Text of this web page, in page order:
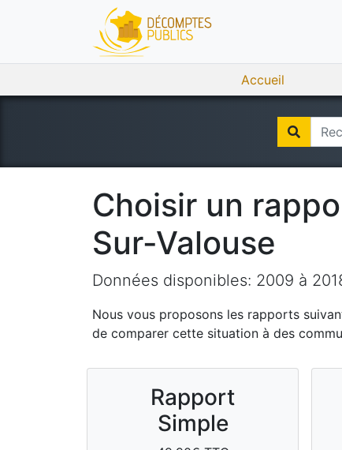
Accueil
Choisir un
Sur-Valouse
Données disponibles: 2009 à
Nous vous proposons les rapports
de comparer cette situation à des
Rapport
Simple